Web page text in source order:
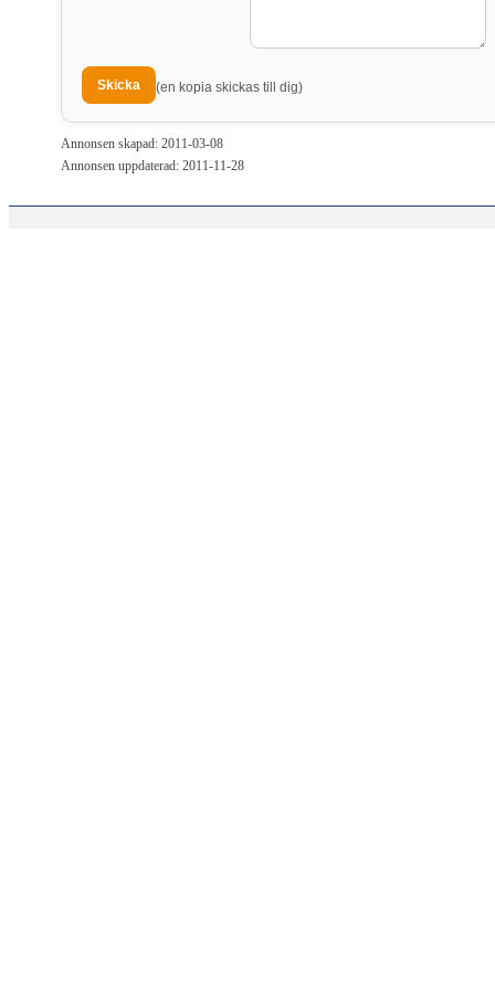
(en kopia skickas till dig)
Annonsen skapad: 2011-03-08
Annonsen uppdaterad: 2011-11-28